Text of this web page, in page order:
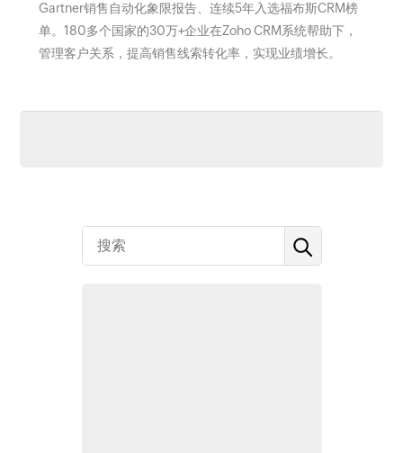
Gartner销售自动化象限报告、连续5年入选福布斯CRM榜
单。180多个国家的30万+企业在Zoho CRM系统帮助下，
管理客户关系，提高销售线索转化率，实现业绩增长。